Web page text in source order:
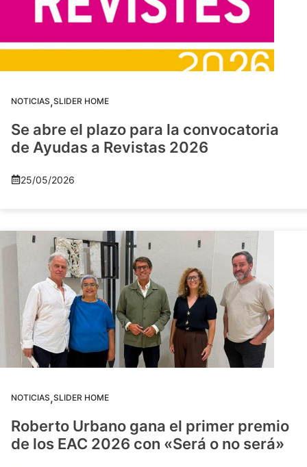
NOTICIAS,SLIDER HOME
Se abre el plazo para la convocatoria
de Ayudas a Revistas 2026
25/05/2026
NOTICIAS,SLIDER HOME
Roberto Urbano gana el primer premio
de los EAC 2026 con «Será o no será»